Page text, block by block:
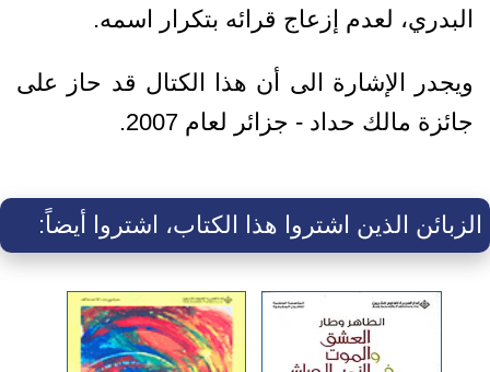
البدري، لعدم إزعاج قرائه بتكرار اسمه.
ويجدر الإشارة الى أن هذا الكتال قد حاز على
جائزة مالك حداد - جزائر لعام 2007.
الزبائن الذين اشتروا هذا الكتاب، اشتروا أيضاً: